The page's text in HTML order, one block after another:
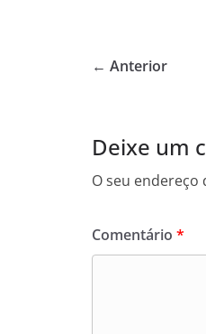
e
o
k
← Anterior
Deixe um
O seu endereço
Comentário *